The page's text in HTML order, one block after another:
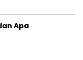
Apa